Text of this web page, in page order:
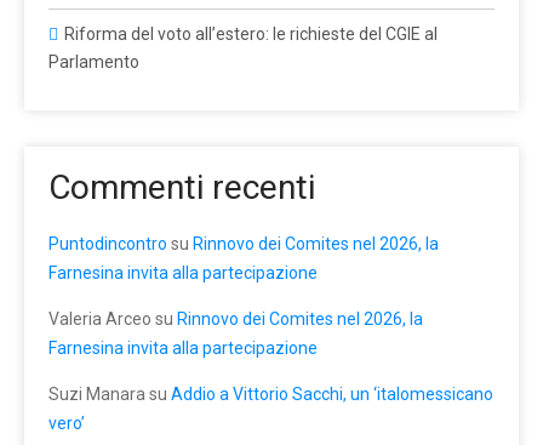
Riforma del voto all’estero: le richieste del CGIE al
Parlamento
Commenti recenti
Puntodincontro su Rinnovo dei Comites nel 2026, la
Farnesina invita alla partecipazione
Valeria Arceo su Rinnovo dei Comites nel 2026, la
Farnesina invita alla partecipazione
Suzi Manara su Addio a Vittorio Sacchi, un ‘italomessicano
vero’